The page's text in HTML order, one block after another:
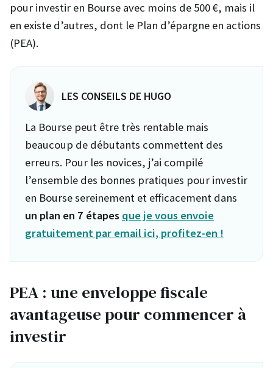
pour investir en Bourse avec moins de 500 €, mais il
en existe d’autres, dont le Plan d’épargne en actions
(PEA).
LES CONSEILS DE HUGO
La Bourse peut être très rentable mais
beaucoup de débutants commettent des
erreurs. Pour les novices, j’ai compilé
l’ensemble des bonnes pratiques pour investir
en Bourse sereinement et efficacement dans
un plan en 7 étapes que je vous envoie
gratuitement par email ici, profitez-en !
PEA : une enveloppe fiscale
avantageuse pour commencer à
investir